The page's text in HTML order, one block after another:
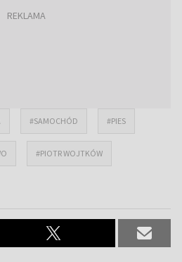
#SAMOCHÓD #PIES
#PIOTR WOJTKÓW